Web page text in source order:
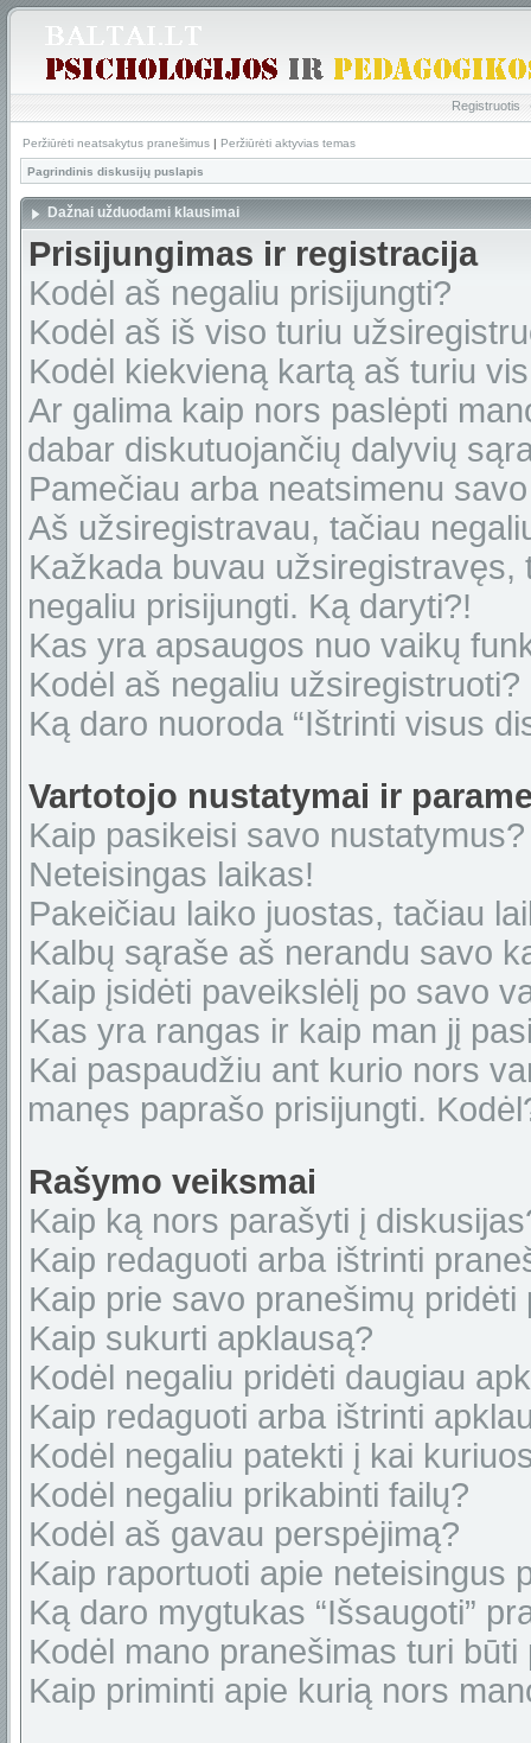
Registruotis
Peržiūrėti neatsakytus pranešimus | Peržiūrėti aktyvias temas
Pagrindinis diskusijų puslapis
Dažnai užduodami klausimai
Prisijungimas ir registracija
Kodėl aš negaliu prisijungti?
Kodėl aš iš viso turiu
Kodėl kiekvieną kartą aš turiu
Ar galima kaip nors paslėpti
dabar diskutuojančių dalyvių
Pamečiau arba neatsimenu
Aš užsiregistravau, tačiau
Kažkada buvau
negaliu prisijungti. Ką daryti?!
Kas yra apsaugos nuo vaikų
Kodėl aš negaliu užsiregistruoti?
Ką daro nuoroda “Ištrinti visus
Vartotojo nustatymai ir
Kaip pasikeisi savo nustatymus?
Neteisingas laikas!
Pakeičiau laiko juostas, tačiau
Kalbų sąraše aš nerandu savo
Kaip įsidėti paveikslėlį po savo
Kas yra rangas ir kaip man jį
Kai paspaudžiu ant kurio nors
manęs paprašo prisijungti.
Rašymo veiksmai
Kaip ką nors parašyti į
Kaip redaguoti arba ištrinti
Kaip prie savo pranešimų pridėti
Kaip sukurti apklausą?
Kodėl negaliu pridėti daugiau
Kaip redaguoti arba ištrinti
Kodėl negaliu patekti į kai
Kodėl negaliu prikabinti failų?
Kodėl aš gavau perspėjimą?
Kaip raportuoti apie neteisingus
Ką daro mygtukas “Išsaugoti”
Kodėl mano pranešimas turi būti
Kaip priminti apie kurią nors